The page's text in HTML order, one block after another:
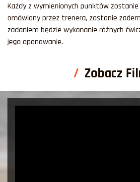
Każdy z wymienionych punktów zostanie
omówiony przez trenera, zostanie
zadaniem będzie wykonanie różnych
jego opanowanie.
Zobacz